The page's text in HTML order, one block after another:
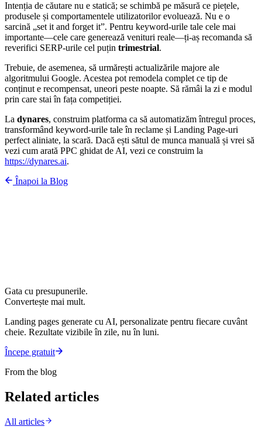
Intenția de căutare nu e statică; se schimbă pe măsură ce piețele,
produsele și comportamentele utilizatorilor evoluează. Nu e o
sarcină „set it and forget it”. Pentru keyword-urile tale cele mai
importante—cele care generează venituri reale—ți-aș recomanda să
reverifici SERP-urile cel puțin trimestrial.
Trebuie, de asemenea, să urmărești actualizările majore ale
algoritmului Google. Acestea pot remodela complet ce tip de
conținut e recompensat, uneori peste noapte. Să rămâi la zi e modul
prin care stai în fața competiției.
La dynares, construim platforma ca să automatizăm întregul proces,
transformând keyword-urile tale în reclame și Landing Page-uri
perfect aliniate, la scară. Dacă ești sătul de munca manuală și vrei să
vezi cum arată PPC ghidat de AI, vezi ce construim la
https://dynares.ai.
Înapoi la Blog
Gata cu presupunerile.
Convertește mai mult.
Landing pages generate cu AI, personalizate pentru fiecare cuvânt
cheie. Rezultate vizibile în zile, nu în luni.
Începe gratuit
From the blog
Related articles
All articles